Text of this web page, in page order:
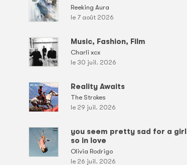
Reeking Aura
le 7 août 2026
Music, Fashion, Film
Charli xcx
le 30 juil. 2026
Reality Awaits
The Strokes
le 29 juil. 2026
you seem pretty sad for a girl
so in love
Olivia Rodrigo
le 26 juil. 2026